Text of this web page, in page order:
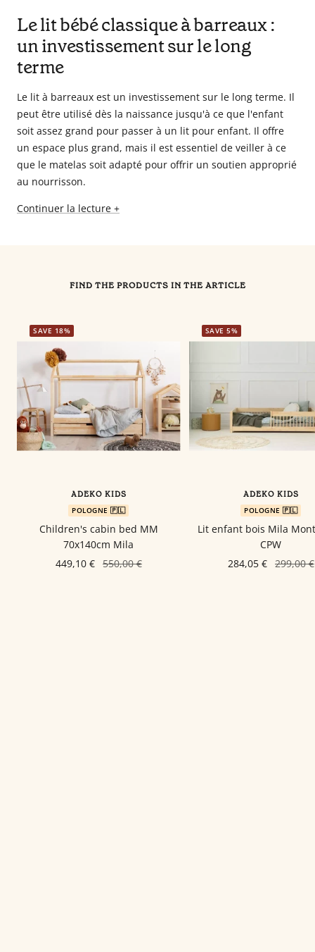
Le lit bébé classique à barreaux :
un investissement sur le long
terme
Le lit à barreaux est un investissement sur le long terme. Il
peut être utilisé dès la naissance jusqu'à ce que l'enfant
soit assez grand pour passer à un lit pour enfant. Il offre
un espace plus grand, mais il est essentiel de veiller à ce
que le matelas soit adapté pour offrir un soutien approprié
au nourrisson.
Continuer la lecture +
FIND THE PRODUCTS IN THE ARTICLE
SAVE 18%
ADEKO KIDS
POLOGNE 🇵🇱
Children's cabin bed MM
70x140cm Mila
449,10 € 550,00 €
SAVE 5%
ADEKO KIDS
POLOGNE 🇵🇱
Lit enfant bois Mila
CPW
284,05 € 299,00 €